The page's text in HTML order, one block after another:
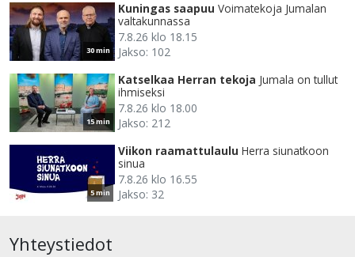
30 min
Kuningas saapuu Voimatekoja Jumalan
valtakunnassa
7.8.26 klo 18.15
Jakso: 102
15 min
Katselkaa Herran tekoja Jumala on tullut
ihmiseksi
7.8.26 klo 18.00
Jakso: 212
5 min
Viikon raamattulaulu Herra siunatkoon
sinua
7.8.26 klo 16.55
Jakso: 32
Yhteystiedot